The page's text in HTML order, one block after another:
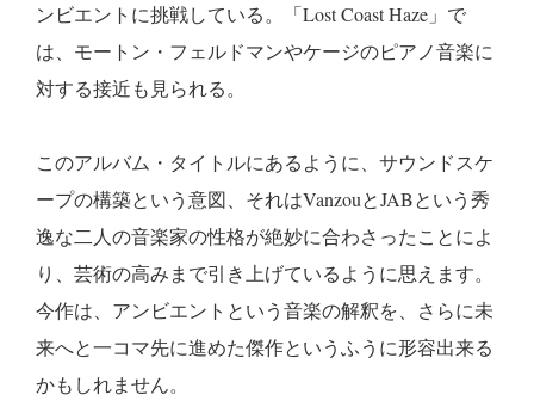
ンビエントに挑戦している。「Lost Coast Haze」で
は、モートン・フェルドマンやケージのピアノ音楽に
対する接近も見られる。
このアルバム・タイトルにあるように、サウンドスケ
ープの構築という意図、それはVanzouとJABという秀
逸な二人の音楽家の性格が絶妙に合わさったことによ
り、芸術の高みまで引き上げているように思えます。
今作は、アンビエントという音楽の解釈を、さらに未
来へと一コマ先に進めた傑作というふうに形容出来る
かもしれません。